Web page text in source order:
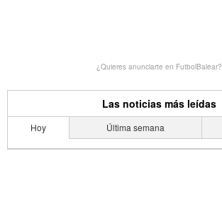
¿Quieres anunciarte en FutbolBalear?
Las noticias más leídas
Hoy Última semana